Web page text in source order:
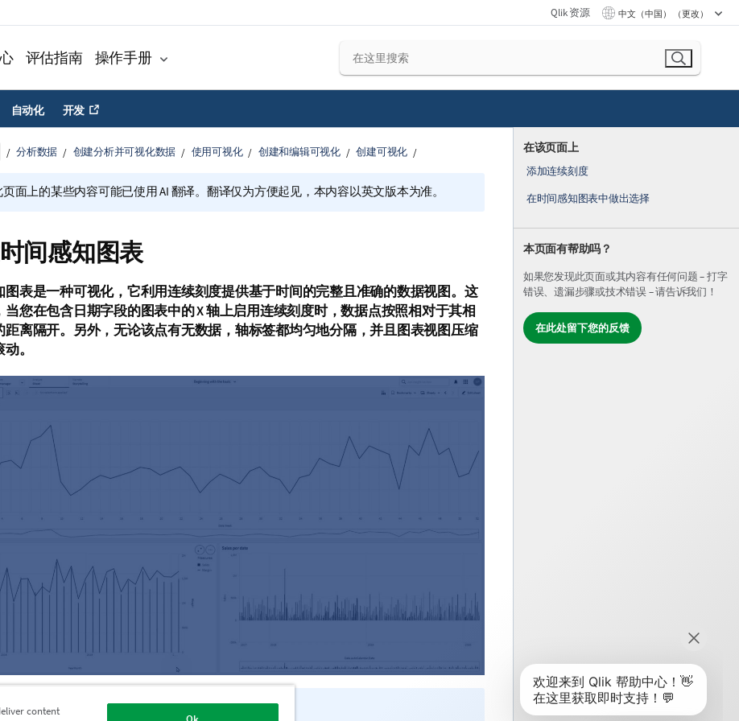
Qlik 资源 中文（中国） （更改）
评估指南 操作手册
自动化 开发
在该页面上
添加连续刻度
在时间感知图表中做出选择
本页面有帮助吗？
如果您发现此页面或其内容有任何问题 – 打字
错误、遗漏步骤或技术错误 – 请告诉我们！
在此处留下您的反馈
分析数据 创建分析并可视化数据 使用可视化 创建和编辑可视化 创建可视化
页面上的某些内容可能已使用 AI 翻译。翻译仅为方便起见，本内容以英文版本为准。
间感知图表
图表是一种可视化，它利用连续刻度提供基于时间的完整且准确的数据视图。这
当您在包含日期字段的图表中的 X 轴上启用连续刻度时，数据点按照相对于其相
距离隔开。另外，无论该点有无数据，轴标签都均匀地分隔，并且图表视图压缩
。
线图、条形图和组合图支持连续刻度。
content